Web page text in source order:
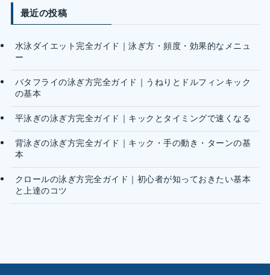
最近の投稿
水泳ダイエット完全ガイド｜泳ぎ方・頻度・効果的なメニュ
ー
バタフライの泳ぎ方完全ガイド｜うねりとドルフィンキック
の基本
平泳ぎの泳ぎ方完全ガイド｜キックとタイミングで速くなる
背泳ぎの泳ぎ方完全ガイド｜キック・手の動き・ターンの基
本
クロールの泳ぎ方完全ガイド｜初心者が知っておきたい基本
と上達のコツ